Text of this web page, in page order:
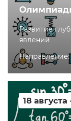
Развитие
явлений
Направление:
18 августа